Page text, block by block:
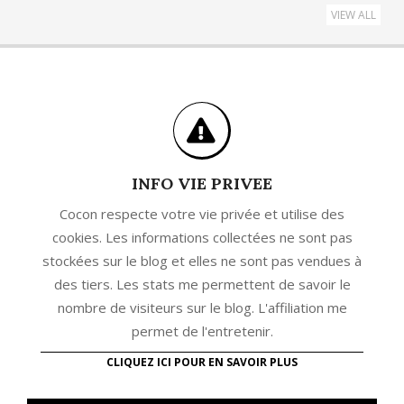
VIEW ALL
INFO VIE PRIVEE
Cocon respecte votre vie privée et utilise des
cookies. Les informations collectées ne sont pas
stockées sur le blog et elles ne sont pas vendues à
des tiers. Les stats me permettent de savoir le
nombre de visiteurs sur le blog. L'affiliation me
permet de l'entretenir.
CLIQUEZ ICI POUR EN SAVOIR PLUS